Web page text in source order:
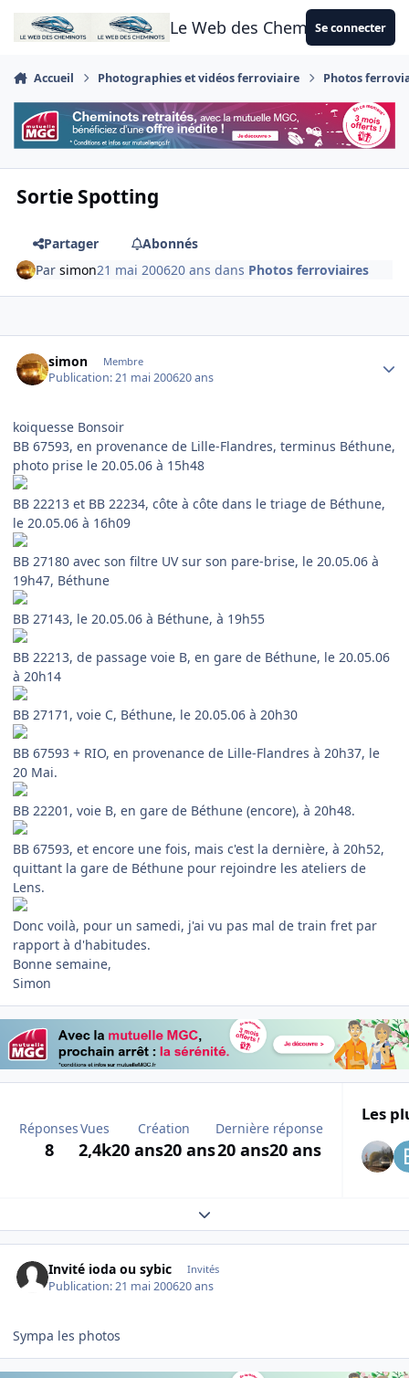
Aller au contenu
Le Web des CheminotsSe connecter
Accueil Photographies et vidéos ferroviaire Photos
Sortie Spotting
Partager
Abonnés
Parsimon21 mai 200620 ans dans Photos ferroviaires
simon Membre
Publication:21 mai 200620 ans
koiquesse Bonsoir
BB 67593, en provenance de Lille-Flandres, terminus Béthune,
photo prise le 20.05.06 à 15h48
BB 22213 et BB 22234, côte à côte dans le triage de Béthune,
le 20.05.06 à 16h09
BB 27180 avec son filtre UV sur son pare-brise, le 20.05.06 à
19h47, Béthune
BB 27143, le 20.05.06 à Béthune, à 19h55
BB 22213, de passage voie B, en gare de Béthune, le 20.05.06
à 20h14
BB 27171, voie C, Béthune, le 20.05.06 à 20h30
BB 67593 + RIO, en provenance de Lille-Flandres à 20h37, le
20 Mai.
BB 22201, voie B, en gare de Béthune (encore), à 20h48.
BB 67593, et encore une fois, mais c'est la dernière, à 20h52,
quittant la gare de Béthune pour rejoindre les ateliers de
Lens.
Donc voilà, pour un samedi, j'ai vu pas mal de train fret par
rapport à d'habitudes.
Bonne semaine,
Simon
Réponses
8
Vues
2,4k
Création
20 ans20 ans
Dernière réponse
20 ans20 ans
Les
Expand topic overview
Invité ioda ou sybic Invités
Publication:21 mai 200620 ans
Sympa les photos